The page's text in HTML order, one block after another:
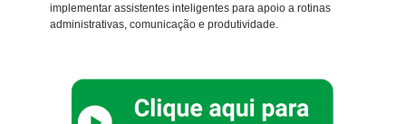
implementar assistentes inteligentes para apoio a rotinas
administrativas, comunicação e produtividade.